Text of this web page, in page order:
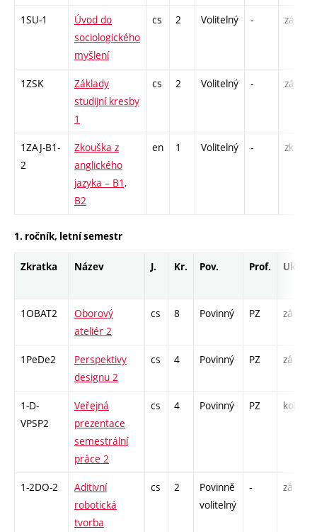
1SU-1
Úvod do
sociologického
myšlení
cs 2 Volitelný - zá
1ZSK
Základy
studijní kresby
1
cs 2 Volitelný - zá
1ZAJ-B1-
2
Zkouška z
anglického
jazyka – B1,
B2
en 1 Volitelný - zk
1. ročník, letní semestr
Zkratka Název J. Kr. Pov. Prof. Uk.
1OBAT2
Oborový
ateliér 2
cs 8 Povinný PZ zá
1PeDe2
Perspektivy
designu 2
cs 4 Povinný PZ zá
1-D-
VPSP2
Veřejná
prezentace
semestrální
práce 2
cs 4 Povinný PZ kol
1-2DO-2
Aditivní
robotická
tvorba
cs 2
Povinně
volitelný
- zá